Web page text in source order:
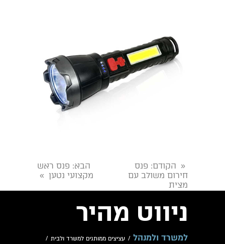
« הקודם: פנס
חירום משולב עם
מצית
הבא: פנס ראש
מקצועי נטען
»
ניווט מהיר
למשרד ולמנהל / עציצים ממותגים למשרד ולבית /